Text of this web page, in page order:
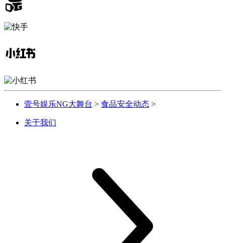
壹号娱乐NG大舞台 > 食品安全动态 >
关于我们